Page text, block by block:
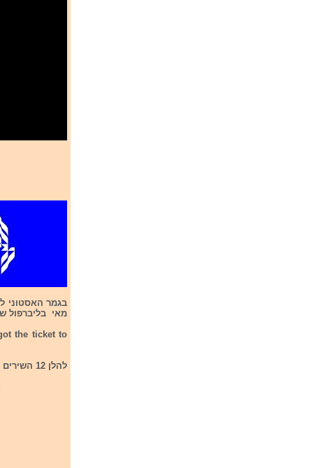
מאי בליברפול
the ticket to
להלן 12 השירים אשר התמודדו בגמר קדם האסטוני לתחרות אירוויזיון 2023: